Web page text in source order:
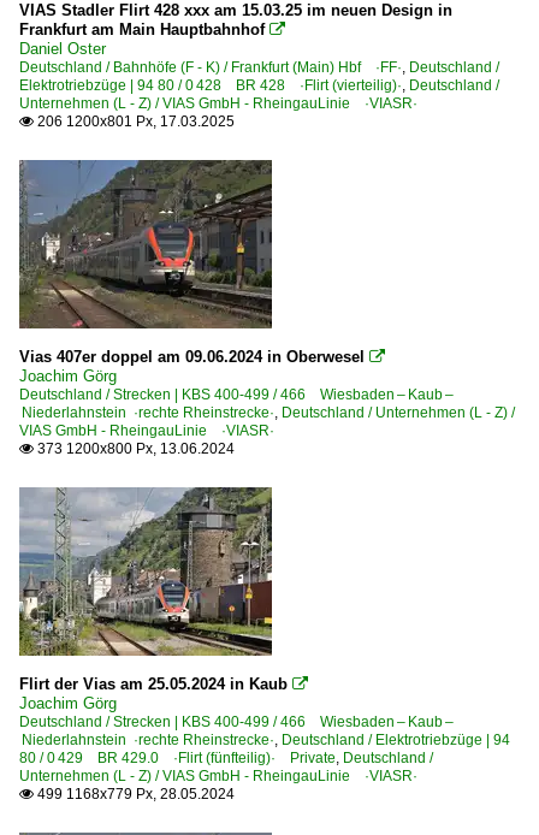
VIAS Stadler Flirt 428 xxx am 15.03.25 im neuen Design in
Frankfurt am Main Hauptbahnhof 
Daniel Oster
Deutschland / Bahnhöfe (F - K) / Frankfurt (Main) Hbf ·FF·, Deutschland /
Elektrotriebzüge | 94 80 / 0 428 BR 428 ·Flirt (vierteilig)·, Deutschland /
Unternehmen (L - Z) / VIAS GmbH - RheingauLinie ·VIASR·
 206 1200x801 Px, 17.03.2025
Vias 407er doppel am 09.06.2024 in Oberwesel 
Joachim Görg
Deutschland / Strecken | KBS 400-499 / 466 Wiesbaden – Kaub –
Niederlahnstein ·rechte Rheinstrecke·, Deutschland / Unternehmen (L - Z) /
VIAS GmbH - RheingauLinie ·VIASR·
 373 1200x800 Px, 13.06.2024
Flirt der Vias am 25.05.2024 in Kaub 
Joachim Görg
Deutschland / Strecken | KBS 400-499 / 466 Wiesbaden – Kaub –
Niederlahnstein ·rechte Rheinstrecke·, Deutschland / Elektrotriebzüge | 94
80 / 0 429 BR 429.0 ·Flirt (fünfteilig)· Private, Deutschland /
Unternehmen (L - Z) / VIAS GmbH - RheingauLinie ·VIASR·
 499 1168x779 Px, 28.05.2024